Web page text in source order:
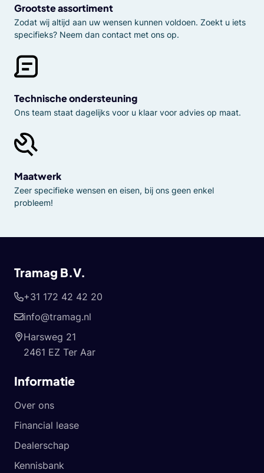
Grootste assortiment
Zodat wij altijd aan uw wensen kunnen voldoen. Zoekt u iets
specifieks? Neem dan contact met ons op.
Technische ondersteuning
Ons team staat dagelijks voor u klaar voor advies op maat.
Maatwerk
Zeer specifieke wensen en eisen, bij ons geen enkel
probleem!
Tramag B.V.
+31 172 42 42 20
info@tramag.nl
Harsweg 21
2461 EZ Ter Aar
Informatie
Over ons
Financial lease
Dealerschap
Kennisbank